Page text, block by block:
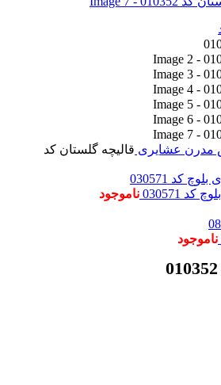
عشایری قالیچه گلستان کد
ناموجود
ناموجود